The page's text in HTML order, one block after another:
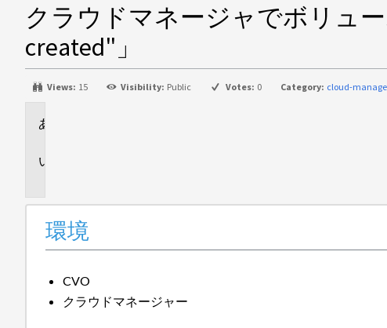
クラウドマネージャでボリュ
created"」
Views: 15 Visibility: Public Votes: 0 Category: cloud-
環境
CVO
クラウドマネージャー